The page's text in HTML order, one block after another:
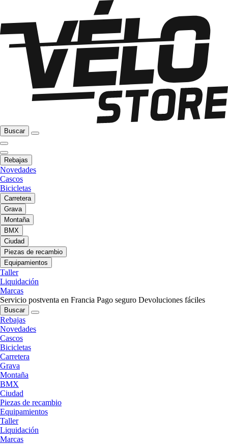
Buscar
Rebajas
Novedades
Cascos
Bicicletas
Carretera
Grava
Montaña
BMX
Ciudad
Piezas de recambio
Equipamientos
Taller
Liquidación
Marcas
Servicio postventa en Francia Pago seguro Devoluciones fáciles
Buscar
Rebajas
Novedades
Cascos
Bicicletas
Carretera
Grava
Montaña
BMX
Ciudad
Piezas de recambio
Equipamientos
Taller
Liquidación
Marcas